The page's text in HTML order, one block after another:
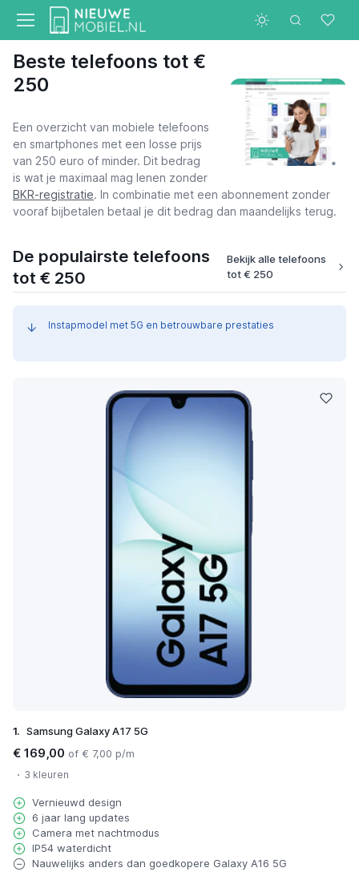
Beste telefoons tot €
250
Een overzicht van mobiele telefoons
en smartphones met een losse prijs
van 250 euro of minder. Dit bedrag
is wat je maximaal mag lenen zonder
BKR-registratie. In combinatie met een abonnement zonder
vooraf bijbetalen betaal je dit bedrag dan maandelijks terug.
De populairste telefoons
tot € 250
Bekijk alle telefoons
tot € 250
Instapmodel met 5G en betrouwbare prestaties
1. Samsung Galaxy A17 5G
€ 169,00 of € 7,00 p/m
3 kleuren
Vernieuwd design
6 jaar lang updates
Camera met nachtmodus
IP54 waterdicht
Nauwelijks anders dan goedkopere Galaxy A16 5G